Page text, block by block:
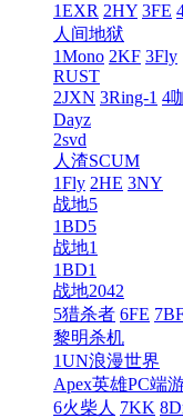
1EXR 2HY 3FE
人间地狱
1Mono 2KF 3Fly
RUST
2JXN 3Ring-1 4
Dayz
2svd
人渣SCUM
1Fly 2HE 3NY
战地5
1BD5
战地1
1BD1
战地2042
5猎杀者 6FE
黎明杀机
1UN浪漫世界
Apex英雄PC端
6火柴人 7KK